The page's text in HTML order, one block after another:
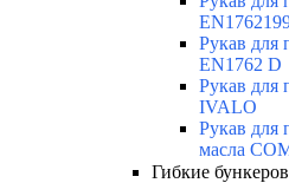
Рукав для
EN1762 D
Рукав для
IVALO
Рукав для
масла
Гибкие